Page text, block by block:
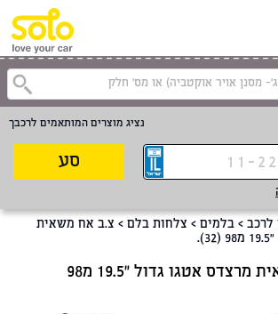
נציג מוצרים המותאמים לרכבך
סע
לרכב > בלמים > צלחות בלם > צ.ב אח משאית
צ.ב אח משאית מרצדס אטגו גדול "19.5 מ98